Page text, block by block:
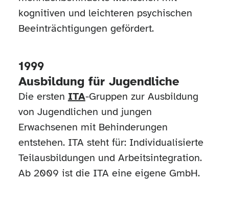
kognitiven und leichteren psychischen
Beeinträchtigungen gefördert.
1999
Ausbildung für Jugendliche
Die ersten ITA-Gruppen zur Ausbildung
von Jugendlichen und jungen
Erwachsenen mit Behinderungen
entstehen. ITA steht für: Individualisierte
Teilausbildungen und Arbeitsintegration.
Ab 2009 ist die ITA eine eigene GmbH.